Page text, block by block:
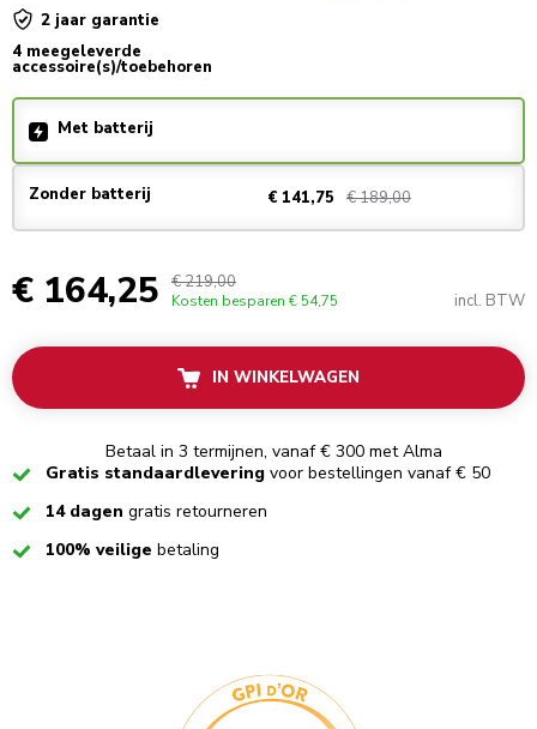
2 jaar garantie
4 meegeleverde
accessoire(s)/toebehoren
Met batterij
Zonder batterij € 141,75 € 189,00
€ 164,25 € 219,00
Kosten besparen € 54,75 incl. BTW
IN WINKELWAGEN
Betaal in 3 termijnen, vanaf € 300 met Alma
CheckedGratis standaardlevering voor bestellingen vanaf € 50
Checked14 dagen gratis retourneren
Checked100% veilige betaling